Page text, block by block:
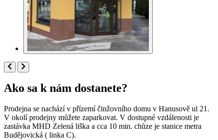
Ako sa k nám dostanete?
Prodejna se nachází v přízemí činžovního domu v Hanusově ul 21.
V okolí prodejny můžete zaparkovat. V dostupné vzdálenosti je
zastávka MHD Zelená liška a cca 10 min. chůze je stanice metra
Budějovická ( linka C).